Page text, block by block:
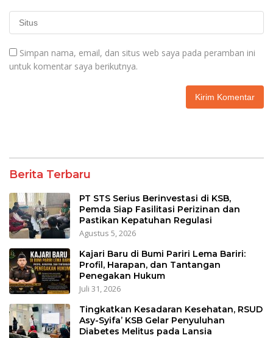
Simpan nama, email, dan situs web saya pada peramban ini
untuk komentar saya berikutnya.
Berita Terbaru
PT STS Serius Berinvestasi di KSB,
Pemda Siap Fasilitasi Perizinan dan
Pastikan Kepatuhan Regulasi
Agustus 5, 2026
Kajari Baru di Bumi Pariri Lema Bariri:
Profil, Harapan, dan Tantangan
Penegakan Hukum
Juli 31, 2026
Tingkatkan Kesadaran Kesehatan, RSUD
Asy-Syifa’ KSB Gelar Penyuluhan
Diabetes Melitus pada Lansia